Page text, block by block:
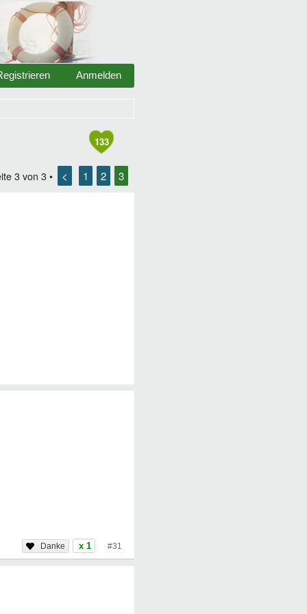
Anmelden
133
3 von 3 • < 1 2 3
x 1 #31